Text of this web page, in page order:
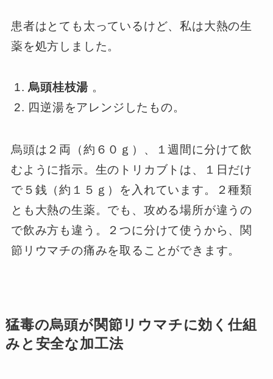
患者はとても太っているけど、私は大熱の生
薬を処方しました。
烏頭桂枝湯 。
四逆湯をアレンジしたもの。
烏頭は２両（約６０ｇ）、１週間に分けて飲
むように指示。生のトリカブトは、１日だけ
で５銭（約１５ｇ）を入れています。２種類
とも大熱の生薬。でも、攻める場所が違うの
で飲み方も違う。２つに分けて使うから、関
節リウマチの痛みを取ることができます。
猛毒の烏頭が関節リウマチに効く仕組
みと安全な加工法